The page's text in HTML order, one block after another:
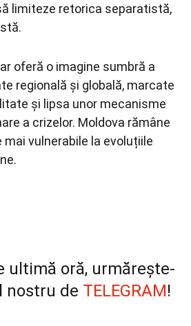
limiteze retorica separatistă,
oferă o imagine sumbră a
regională și globală, marcate
și lipsa unor mecanisme
a crizelor. Moldova rămâne
vulnerabile la evoluțiile
ultimă oră, urmărește-
nostru de TELEGRAM!